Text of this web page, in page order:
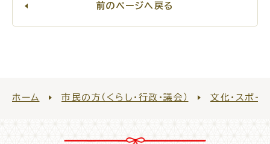
前のページへ戻る
ホーム 市民の方（くらし・行政・議会） 文化・スポー